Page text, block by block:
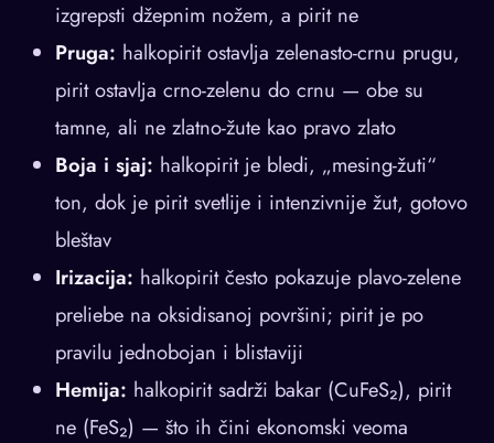
izgrepsti džepnim nožem, a pirit ne
Pruga: halkopirit ostavlja zelenasto-crnu prugu,
pirit ostavlja crno-zelenu do crnu — obe su
tamne, ali ne zlatno-žute kao pravo zlato
Boja i sjaj: halkopirit je bledi, „mesing-žuti“
ton, dok je pirit svetlije i intenzivnije žut, gotovo
bleštav
Irizacija: halkopirit često pokazuje plavo-zelene
preliebe na oksidisanoj površini; pirit je po
pravilu jednobojan i blistaviji
Hemija: halkopirit sadrži bakar (CuFeS₂), pirit
ne (FeS₂) — što ih čini ekonomski veoma